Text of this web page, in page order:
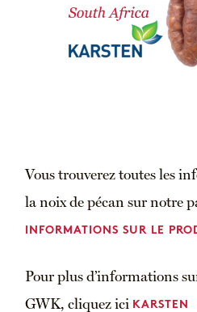
Vous trouverez toutes les
la noix de pécan sur notre
INFORMATIONS SUR LE
Pour plus d’informations
GWK, cliquez ici KARSTEN